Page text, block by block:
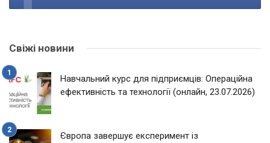
Свіжі новини
Навчальний курс для підприємців: Операційна
ефективність та технології (онлайн, 23.07.2026)
Європа завершує експеримент із